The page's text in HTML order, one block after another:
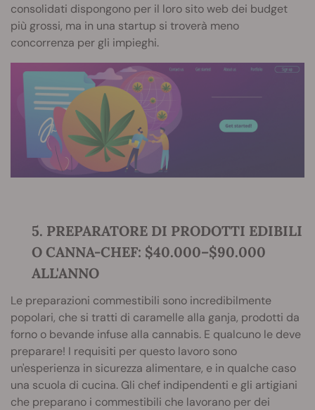
consolidati dispongono per il loro sito web dei budget
più grossi, ma in una startup si troverà meno
concorrenza per gli impieghi.
5. PREPARATORE DI PRODOTTI EDIBILI
O CANNA-CHEF: $40.000–$90.000
ALL'ANNO
Le preparazioni commestibili sono incredibilmente
popolari, che si tratti di caramelle alla ganja, prodotti da
forno o bevande infuse alla cannabis. E qualcuno le deve
preparare! I requisiti per questo lavoro sono
un'esperienza in sicurezza alimentare, e in qualche caso
una scuola di cucina. Gli chef indipendenti e gli artigiani
che preparano i commestibili che lavorano per dei